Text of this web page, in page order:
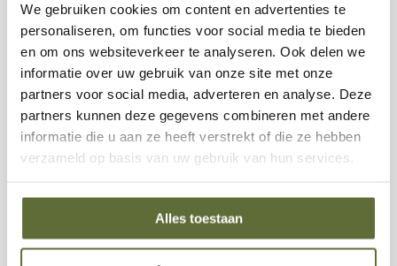
We gebruiken cookies om content en advertenties te
personaliseren, om functies voor social media te bieden
en om ons websiteverkeer te analyseren. Ook delen we
informatie over uw gebruik van onze site met onze
partners voor social media, adverteren en analyse. Deze
partners kunnen deze gegevens combineren met andere
informatie die u aan ze heeft verstrekt of die ze hebben
verzameld op basis van uw gebruik van hun services.
Alles toestaan
gebruik bij elk type barbecue.
Waarom deze visspatel onmisbaar is
Extra groot contactoppervlak voor stevig en precies
draaien
Roestvrij staal voor lange levensduur en
Comfortabele, ergonomische rubberen handgreep
Ideaal voor vis, vlees en delicate grillgerechten